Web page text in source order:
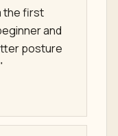
Spa
patient and